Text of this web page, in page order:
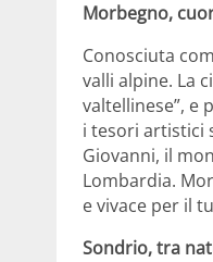
Morbegno,
Conosciuta
valli alpine. La
valtellinese”, e
i tesori artistici
Giovanni, il
Lombardia.
e vivace per il
Sondrio, tra